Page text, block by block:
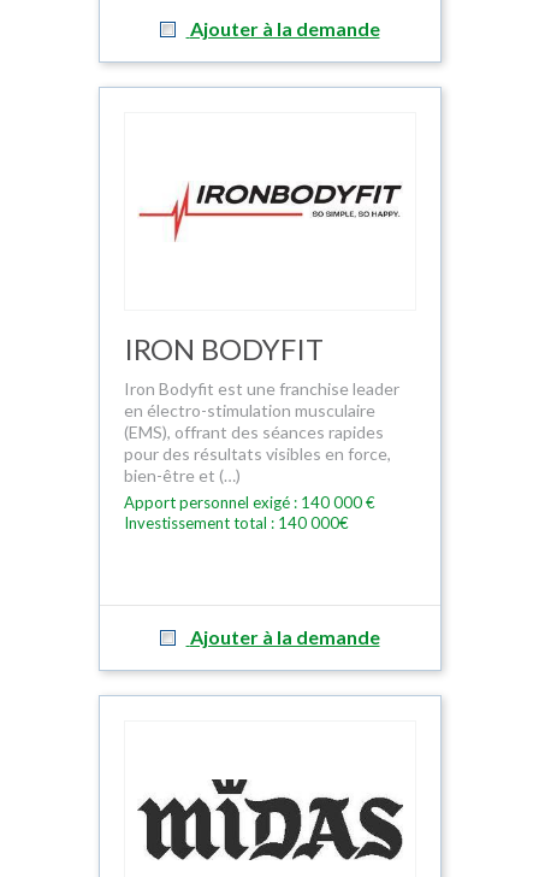
Ajouter à la demande
IRON BODYFIT
Iron Bodyfit est une franchise leader
en électro-stimulation musculaire
(EMS), offrant des séances rapides
pour des résultats visibles en force,
bien-être et (…)
Apport personnel exigé : 140 000 €
Investissement total : 140 000€
Ajouter à la demande